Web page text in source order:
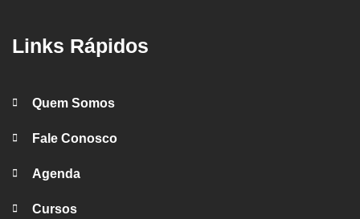
Links Rápidos
Quem Somos
Fale Conosco
Agenda
Cursos